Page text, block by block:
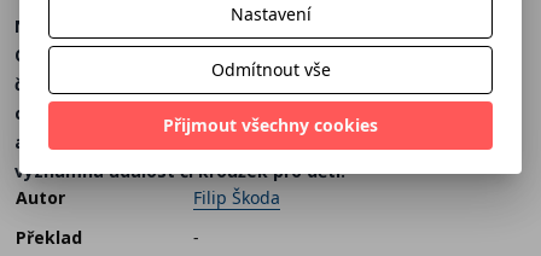
Nástěnný plánovací kalendář až pro 5 členů rodiny.
Obsahuje všechno, co správný rodinný kalendář má mít:
české kalendárium, svátky, významné dny, výzvy pro
celou rodinu. To vše zpracováno ilustracemi oblíbeného
autora. S naším kalendářem vám neuteče žádná
významná událost či kroužek pro děti.
Autor
Filip Škoda
Překlad
-
Nastavení
Odmítnout vše
Přijmout všechny cookies